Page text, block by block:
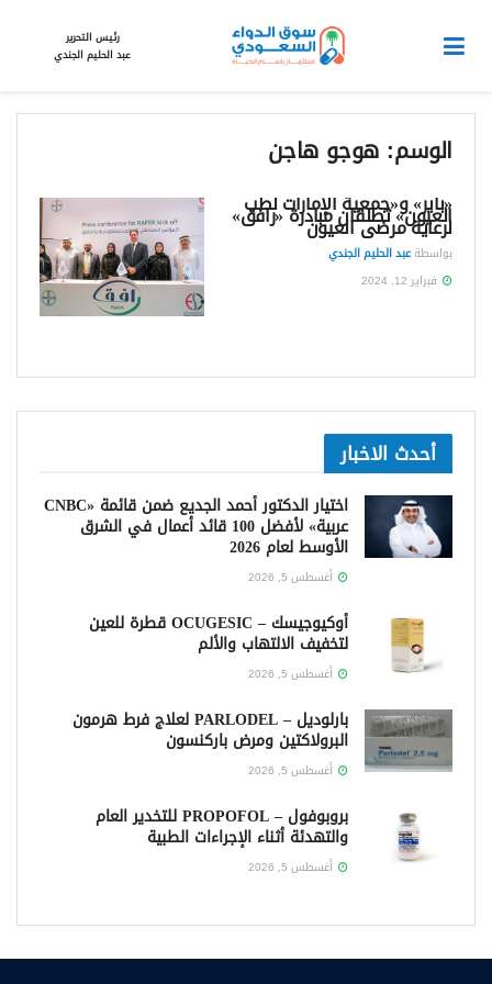
رئيس التحرير
عبد الحليم الجندي
الوسم: هوجو هاجن
«باير» و«جمعية الإمارات لطب
العيون» تطلقان مبادرة «رافق»
لرعاية مرضى العيون
بواسطةعبد الحليم الجندي
فبراير 12, 2024
أحدث الاخبار
اختيار الدكتور أحمد الجديع ضمن قائمة «CNBC
عربية» لأفضل 100 قائد أعمال في الشرق
الأوسط لعام 2026
أغسطس 5, 2026
أوكيوجيسك – OCUGESIC قطرة للعين
لتخفيف الالتهاب والألم
أغسطس 5, 2026
بارلوديل – PARLODEL لعلاج فرط هرمون
البرولاكتين ومرض باركنسون
أغسطس 5, 2026
بروبوفول – PROPOFOL للتخدير العام
والتهدئة أثناء الإجراءات الطبية
أغسطس 5, 2026